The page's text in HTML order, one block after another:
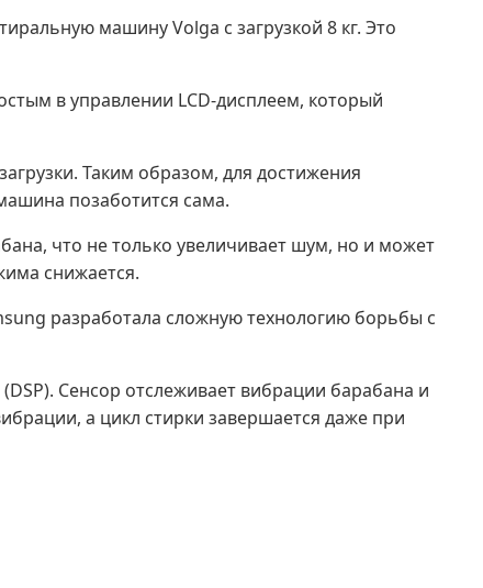
машину Volga с загрузкой 8 кг. Это
в управлении LCD-дисплеем, который
Таким образом, для достижения
позаботится сама.
что не только увеличивает шум, но и может
снижается.
разработала сложную технологию борьбы с
Сенсор отслеживает вибрации барабана и
а цикл стирки завершается даже при